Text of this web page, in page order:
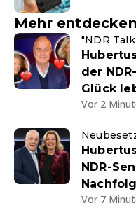
Mehr entdecken
"NDR
der
Glück
Vor 2
NDR-
Vor 7